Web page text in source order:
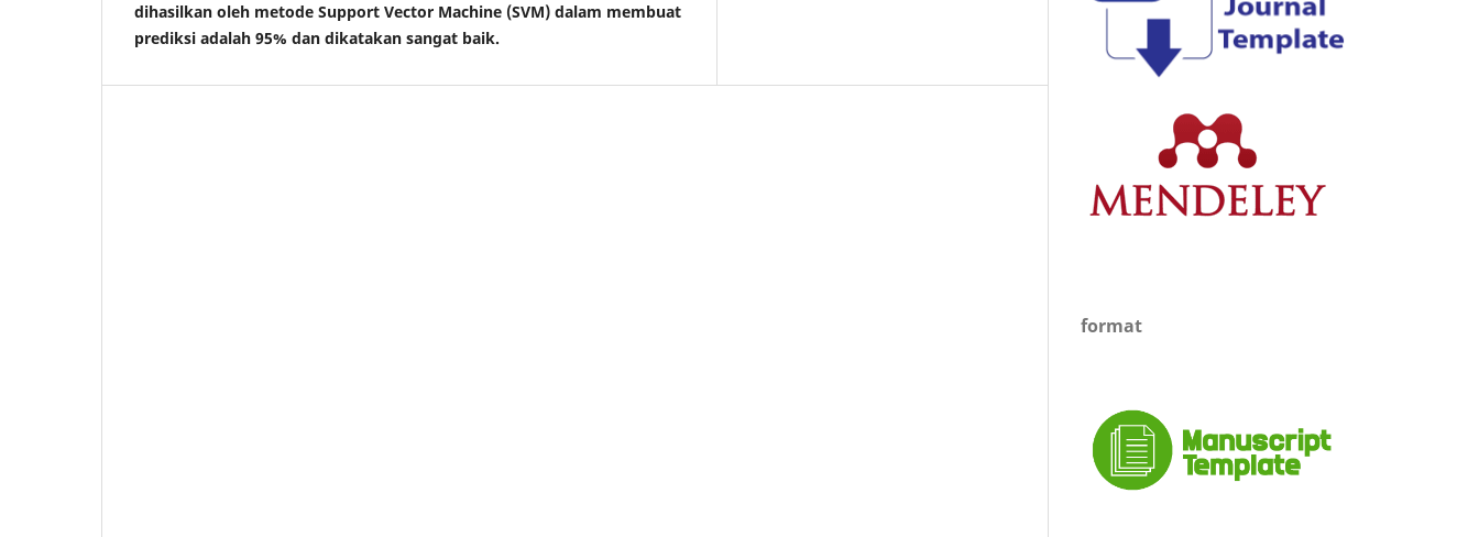
dihasilkan oleh metode Support Vector Machine (SVM) dalam membuat
prediksi adalah 95% dan dikatakan sangat baik.
format